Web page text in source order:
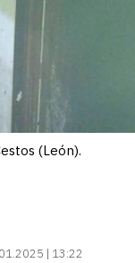
(León).
| 13:22